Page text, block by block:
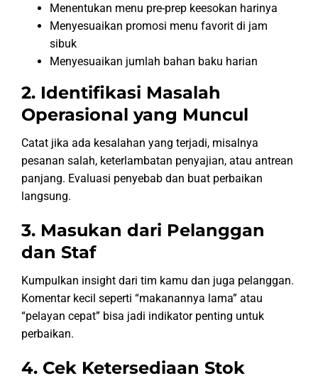
Menentukan menu pre-prep keesokan harinya
Menyesuaikan promosi menu favorit di jam
sibuk
Menyesuaikan jumlah bahan baku harian
2. Identifikasi Masalah
Operasional yang Muncul
Catat jika ada kesalahan yang terjadi, misalnya
pesanan salah, keterlambatan penyajian, atau antrean
panjang. Evaluasi penyebab dan buat perbaikan
langsung.
3. Masukan dari Pelanggan
dan Staf
Kumpulkan insight dari tim kamu dan juga pelanggan.
Komentar kecil seperti “makanannya lama” atau
“pelayan cepat” bisa jadi indikator penting untuk
perbaikan.
4. Cek Ketersediaan Stok